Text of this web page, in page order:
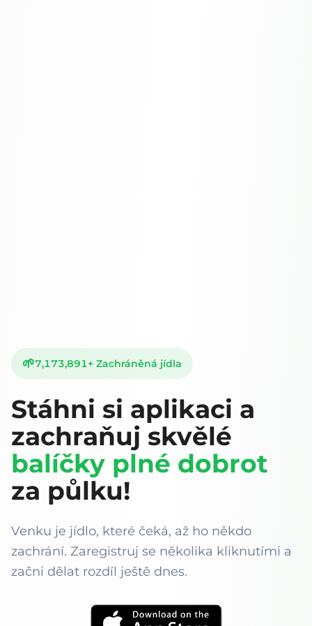
🌱7,173,892+ Zachráněná jídla
Stáhni si aplikaci a
zachraňuj skvělé
balíčky plné dobrot
za půlku!
Venku je jídlo, které čeká, až ho někdo
zachrání. Zaregistruj se několika kliknutími a
začni dělat rozdíl ještě dnes.